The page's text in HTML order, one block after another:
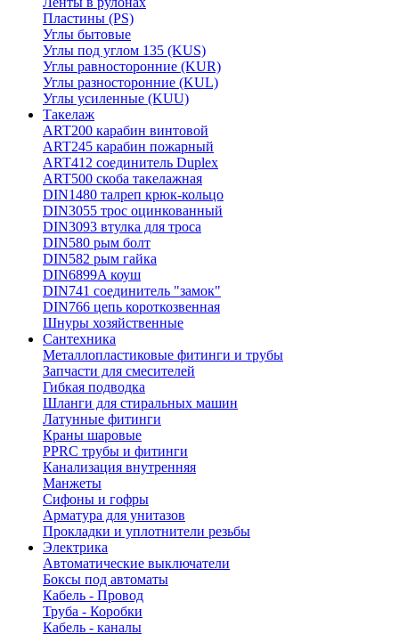
Пластины (PS)
Углы бытовые
Углы под углом 135 (KUS)
Углы равносторонние (KUR)
Углы разносторонние (KUL)
Углы усиленные (KUU)
Такелаж
ART200 карабин винтовой
ART245 карабин пожарный
ART412 соединитель Duplex
ART500 скоба такелажная
DIN1480 талреп крюк-кольцо
DIN3055 трос оцинкованный
DIN3093 втулка для троса
DIN580 рым болт
DIN582 рым гайка
DIN6899A коуш
DIN741 соединитель "замок"
DIN766 цепь короткозвенная
Шнуры хозяйственные
Сантехника
Металлопластиковые фитинги и трубы
Запчасти для смесителей
Гибкая подводка
Шланги для стиральных машин
Латунные фитинги
Краны шаровые
PPRC трубы и фитинги
Канализация внутренняя
Манжеты
Сифоны и гофры
Арматура для унитазов
Прокладки и уплотнители резьбы
Электрика
Автоматические выключатели
Боксы под автоматы
Кабель - Провод
Труба - Коробки
Кабель - каналы